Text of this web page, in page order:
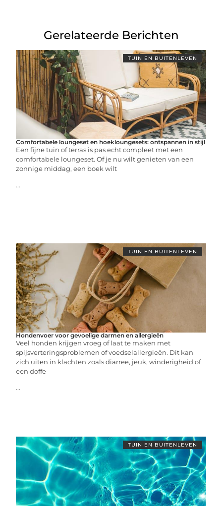
Gerelateerde Berichten
TUIN EN BUITENLEVEN
Comfortabele loungeset en hoekloungesets: ontspannen in stijl
Een fijne tuin of terras is pas echt compleet met een
comfortabele loungeset. Of je nu wilt genieten van een
zonnige middag, een boek wilt
...
TUIN EN BUITENLEVEN
Hondenvoer voor gevoelige darmen en allergieën
Veel honden krijgen vroeg of laat te maken met
spijsverteringsproblemen of voedselallergieën. Dit kan
zich uiten in klachten zoals diarree, jeuk, winderigheid of
een doffe
...
TUIN EN BUITENLEVEN